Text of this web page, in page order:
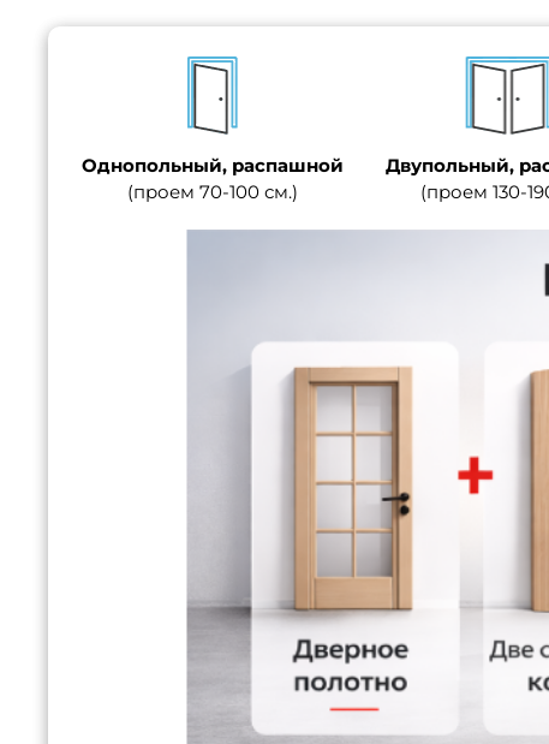
Однопольный, распашной
(проем 70-100 см.)
Двупольный,
(проем 130-